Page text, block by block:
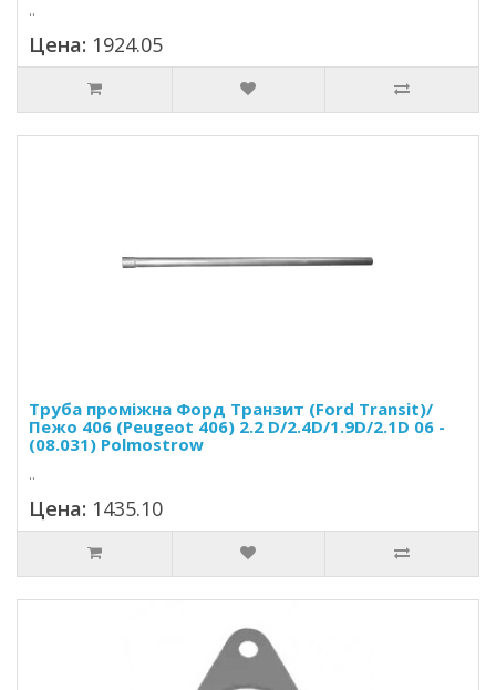
..
Цена: 1924.05
Труба проміжна Форд Транзит (Ford Transit)/
Пежо 406 (Peugeot 406) 2.2 D/2.4D/1.9D/2.1D 06 -
(08.031) Polmostrow
..
Цена: 1435.10